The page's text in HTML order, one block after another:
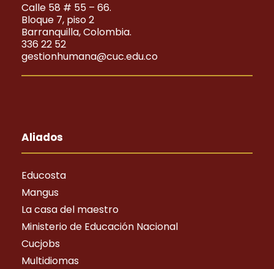
Calle 58 # 55 – 66.
Bloque 7, piso 2
Barranquilla, Colombia.
336 22 52
gestionhumana@cuc.edu.co
Aliados
Educosta
Mangus
La casa del maestro
Ministerio de Educación Nacional
Cucjobs
Multidiomas